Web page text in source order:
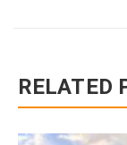
RELATED